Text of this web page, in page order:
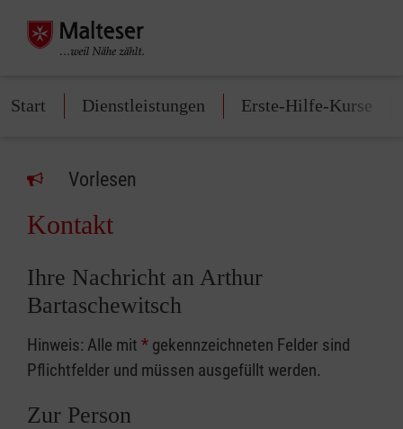
Start Dienstleistungen Erste-Hilfe-Kurse
Vorlesen
Kontakt
Ihre Nachricht an Arthur
Bartaschewitsch
Hinweis: Alle mit * gekennzeichneten Felder sind
Pflichtfelder und müssen ausgefüllt werden.
Zur Person